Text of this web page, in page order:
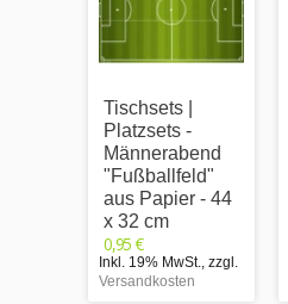
Tischsets |
Platzsets -
Männerabend
"Fußballfeld"
aus Papier - 44
x 32 cm
0,95 €
Inkl. 19% MwSt., zzgl.
Versandkosten